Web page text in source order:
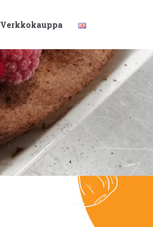
Verkkokauppa